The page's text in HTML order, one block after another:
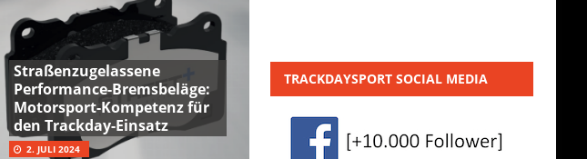
Straßenzugelassene
Performance-Bremsbeläge:
Motorsport-Kompetenz für
den Trackday-Einsatz
2. JULI 2024
TRACKDAYSPORT SOCIAL MEDIA